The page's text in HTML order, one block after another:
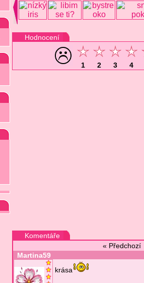
Hodnocení
1 2 3 4
Komentáře
«
Martina59
krása